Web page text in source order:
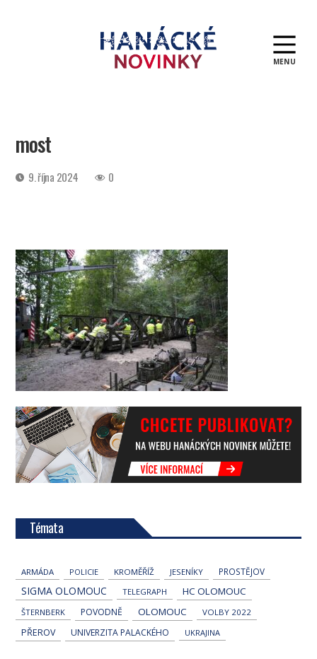
MENU
most
Datum
příspěvku
9. října 2024 0
Témata
ARMÁDA POLICIE KROMĚŘÍŽ JESENÍKY PROSTĚJOV
SIGMA OLOMOUC TELEGRAPH HC OLOMOUC
ŠTERNBERK POVODNĚ OLOMOUC VOLBY 2022
PŘEROV UNIVERZITA PALACKÉHO UKRAJINA